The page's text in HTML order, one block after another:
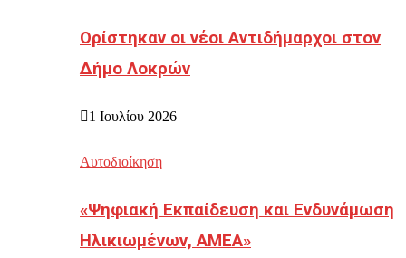
Ορίστηκαν οι νέοι Αντιδήμαρχοι στον
Δήμο Λοκρών
1 Ιουλίου 2026
Αυτοδιοίκηση
«Ψηφιακή Εκπαίδευση και Ενδυνάμωση
Ηλικιωμένων, ΑΜΕΑ»